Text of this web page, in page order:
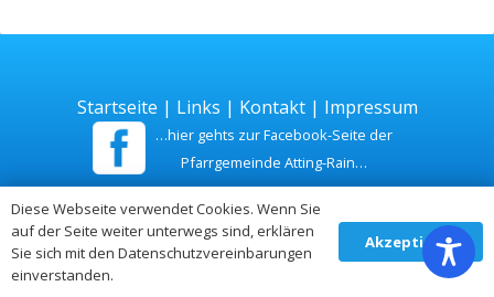
Startseite | Links | Kontakt| Impressum
…hier gehts zur Facebook-Seite der
Pfarrgemeinde Atting-Rain…
Zuletzt aktualisiert am 26. Juli 2026
Diese Webseite verwendet Cookies. Wenn Sie
auf der Seite weiter unterwegs sind, erklären
Sie sich mit den Datenschutzvereinbarungen
einverstanden.
Akzeptieren